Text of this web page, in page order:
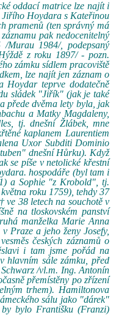
oddací matrice lze najít i
Jiřího Hoydara s Kateřinou
pramenů (ten správný má
pak nedocenitelný
/Murau 1984/, podepsaný
z roku 1897/ - pozn.
zámku sídlem pracoviště
lze najít jen záznam o
teprve dodatečně
sládek "Jiřík" (jak je také
přede dvěma lety byla, jak
a Matky Magdaleny,
tj. dnešní Žlábek, mne
kaplanem Laurentiem
Uxor Subditi Dominio
dnešní Hůrku). Když
se píše v netolické křestní
hospodáře (byl tam i
a Sophie "z Krobold", tj.
roku 1759), tehdy 37
ve 38 letech na souchotě v
na tloskovském panství
manželka Marie Anna
Praze a jeho ženy Josefy,
českých záznamů o
i tam jsme pořád na
hlavním sále zámku, před
/vl.m. Ing. Antonín
přemístěny po zřízení
trhem). Hamiltonova
sálu jako "dárek"
by bylo Františku (Franzi)